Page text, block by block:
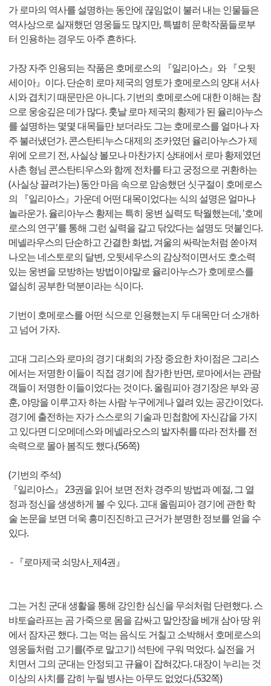
가 로마의 역사를 설명하는 동안에 끊임없이 불러 내는 인물들은
역사상으로 실재했던 영웅들도 많지만, 특별히 문학작품들로부
터 인용하는 경우도 아주 흔하다.
가장 자주 인용되는 작품은 호메로스의 『일리아스』와 『오뒷
세이아』이다. 단순히 로마 제국의 영토가 호메로스의 양대 서사
시와 겹치기 때문만은 아니다. 기번의 호메로스에 대한 이해는 참
으로 웅숭깊은 데가 많다. 훗날 로마 제국의 황제가 된 율리아누스
를 설명하는 몇몇 대목들만 보더라도 그는 호메로스를 얼마나 자
주 불러냈던가. 콘스탄티누스 대제의 조카였던 율리아누스가 제
위에 오르기 전, 사실상 볼모나 마찬가지 상태에서 로마 황제였던
사촌 형님 콘스탄티우스와 함께 전차를 타고 궁정으로 귀환하는
(사실상 끌려가는) 동안 마음 속으로 암송했던 싯구절이 호메로스
의 『일리아스』가운데 어떤 대목이었다는 식의 설명은 얼마나
놀라운가. 율리아누스 황제는 특히 웅변 실력도 탁월했는데, '호메
로스의 연구'를 통해 그런 실력을 갈고 닦았다는 설명도 덧붙인다.
메넬라우스의 단순하고 간결한 화법, 겨울의 싸락눈처럼 쏟아져
나오는 네스토로의 달변, 오뒷세우스의 감상적이면서도 호소력
있는 웅변을 모방하는 방법이야말로 율리아누스가 호메로스를
열심히 공부한 덕분이라는 식이다.
기번이 호메로스를 어떤 식으로 인용했는지 두 대목만 더 소개하
고 넘어 가자.
고대 그리스와 로마의 경기 대회의 가장 중요한 차이점은 그리스
에서는 저명한 이들이 직접 경기에 참가한 반면, 로마에서는 관람
객들이 저명한 이들이었다는 것이다. 올림피아 경기장은 부와 공
훈, 야망을 이루고자 하는 사람 누구에게나 열려 있는 공간이었다.
경기에 출전하는 자가 스스로의 기술과 민첩함에 자신감을 가지
고 있다면 디오메데스와 메넬라오스의 발자취를 따라 전차를 전
속력으로 몰아 봄직도 했다.(56쪽)
(기번의 주석)
『일리아스』 23권을 읽어 보면 전차 경주의 방법과 예절, 그 열
정과 정신을 생생하게 볼 수 있다. 고대 올림피아 경기에 관한 학
술 논문을 보면 더욱 흥미진진하고 근거가 분명한 정보를 얻을 수
있다.
- 『로마제국 쇠망사_제4권』
그는 거친 군대 생활을 통해 강인한 심신을 무쇠처럼 단련했다. 스
뱌토슬라프는 곰 가죽으로 몸을 감싸고 말안장을 베개 삼아 땅 위
에서 잠자곤 했다. 그는 먹는 음식도 거칠고 소박해서 호메로스의
영웅들처럼 고기를(주로 말고기) 석탄에 구워 먹었다. 실전을 거
치면서 그의 군대는 안정되고 규율이 잡혀갔다. 대장이 누리는 것
이상의 사치를 감히 누릴 병사는 아무도 없었다.(532쪽)